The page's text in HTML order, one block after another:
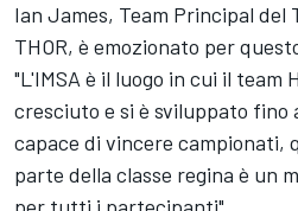
Ian James, Team Principal del
THOR, è emozionato per
"L'IMSA è il luogo in cui il team
cresciuto e si è sviluppato fino
capace di vincere campionati,
parte della classe regina è un